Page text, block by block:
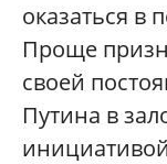
оказаться в
Проще
своей
Путина в